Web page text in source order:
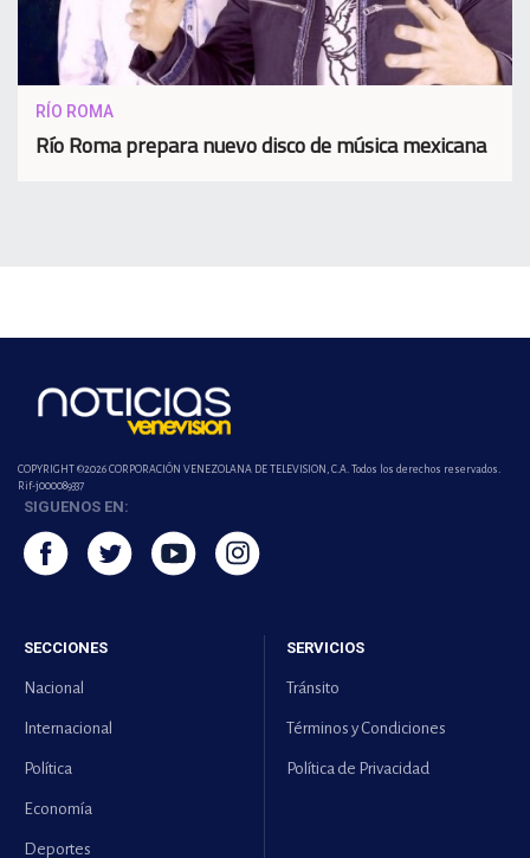
RÍO ROMA
Río Roma prepara nuevo disco de música mexicana
COPYRIGHT ©2026 CORPORACIÓN VENEZOLANA DE TELEVISION, C.A. Todos los derechos reservados.
Rif-j000089337
SIGUENOS EN:
SECCIONES
Nacional
Internacional
Política
Economía
Deportes
SERVICIOS
Tránsito
Términos y Condiciones
Política de Privacidad